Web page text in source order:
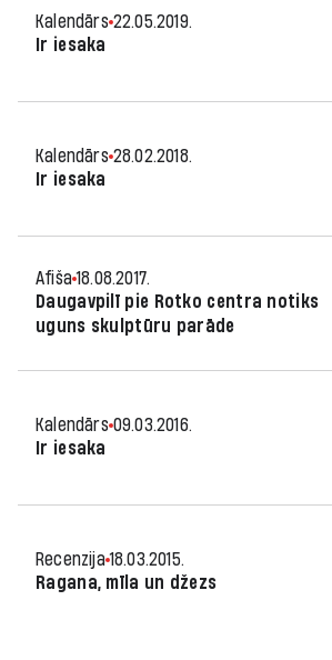
Kalendārs 22.05.2019.
Ir iesaka
Kalendārs 28.02.2018.
Ir iesaka
Afiša 18.08.2017.
Daugavpilī pie Rotko centra notiks
uguns skulptūru parāde
Kalendārs 09.03.2016.
Ir iesaka
Recenzija 18.03.2015.
Ragana, mīla un džezs